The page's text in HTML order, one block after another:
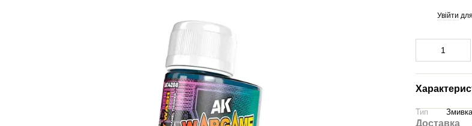
Увійти
Тип
Доставка